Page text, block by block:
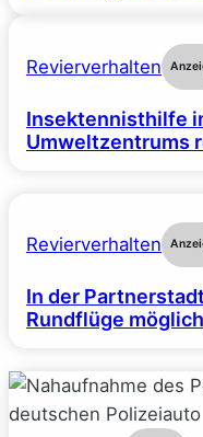
Revierverhalten
Insektennisthilfe
Umweltzentrums
Revierverhalten
In der
Rundflüge möglich